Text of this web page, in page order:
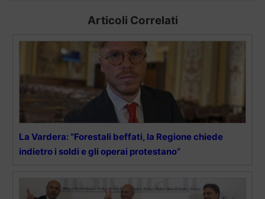
Articoli Correlati
La Vardera: “Forestali beffati, la Regione chiede
indietro i soldi e gli operai protestano”